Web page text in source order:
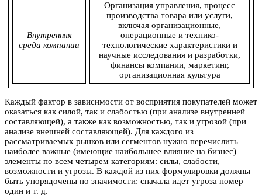
Внутренняя
среда компании
Организация управления, процесс
производства товара или услуги,
включая организационные,
операционные и технико-
технологические характеристики и
научные исследования и разработки,
финансы компании, маркетинг,
организационная культура
Каждый фактор в зависимости от восприятия покупателей может
оказаться как силой, так и слабостью (при анализе внутренней
составляющей), а также как возможностью, так и угрозой (при
анализе внешней составляющей). Для каждого из
рассматриваемых рынков или сегментов нужно перечислить
наиболее важные (имеющие наибольшее влияние на бизнес)
элементы по всем четырем категориям: силы, слабости,
возможности и угрозы. В каждой из них формулировки должны
быть упорядочены по значимости: сначала идет угроза номер
один и т. д.